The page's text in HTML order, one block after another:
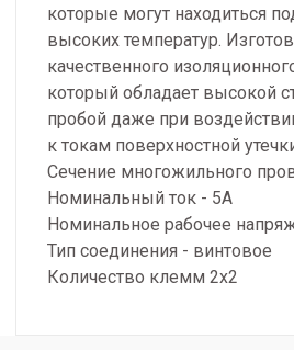
которые могут находиться
высоких температур.
качественного
который обладает высокой
пробой даже при
к токам поверхностной
Сечение многожильного
Номинальный ток - 5А
Номинальное рабочее
Тип соединения - винтовое
Количество клемм 2х2